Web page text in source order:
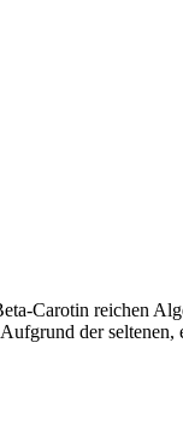
Carotin reichen
der seltenen,